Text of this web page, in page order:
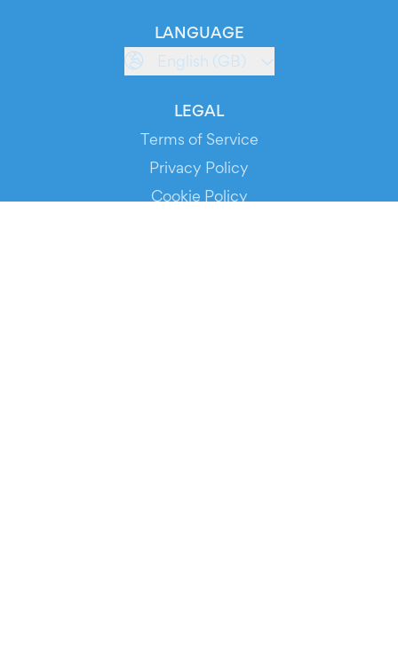
LANGUAGE
English (GB)
LEGAL
Terms of Service
Privacy Policy
Cookie Policy